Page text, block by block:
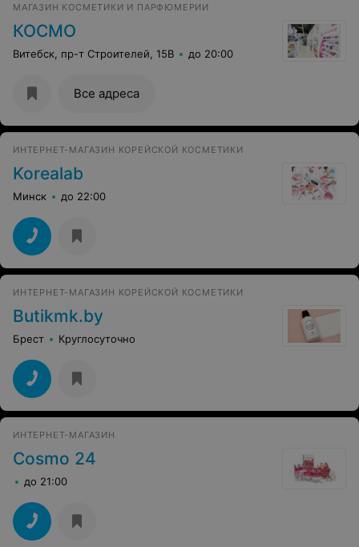
МАГАЗИН КОСМЕТИКИ И ПАРФЮМЕРИИ
КОСМО
Витебск, пр-т Строителей, 15В до 20:00
Все адреса
ИНТЕРНЕТ-МАГАЗИН КОРЕЙСКОЙ КОСМЕТИКИ
Korealab
Минск до 22:00
ИНТЕРНЕТ-МАГАЗИН КОРЕЙСКОЙ КОСМЕТИКИ
Butikmk.by
Брест Круглосуточно
ИНТЕРНЕТ-МАГАЗИН
Cosmo 24
до 21:00